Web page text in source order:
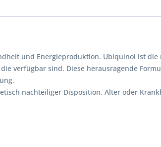
und Energieproduktion. Ubiquinol ist
verfügbar sind. Diese herausragende
nachteiliger Disposition, Alter oder